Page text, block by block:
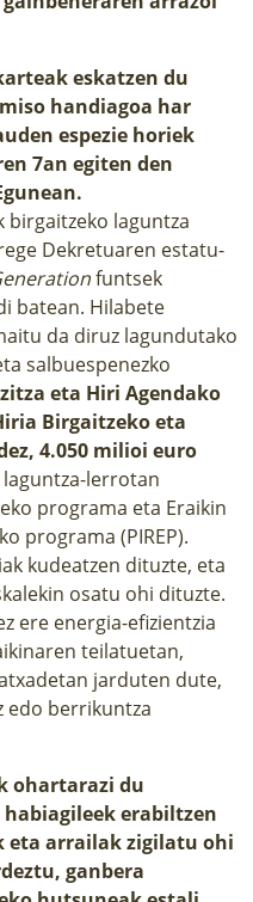
eskatzen du
handiagoa har
espezie horiek
7an egiten den
birgaitzeko laguntza
Dekretuaren estatu-
funtsek
batean. Hilabete
da diruz lagundutako
salbuespenezko
eta Hiri Agendako
Birgaitzeko eta
4.050 milioi euro
laguntza-lerrotan
programa eta Eraikin
programa (PIREP).
kudeatzen dituzte, eta
osatu ohi dituzte.
ere energia-efizientzia
teilatuetan,
jarduten dute,
edo berrikuntza
ohartarazi du
erabiltzen
arrailak zigilatu ohi
ganbera